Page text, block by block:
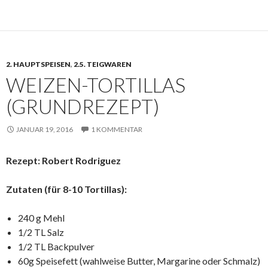
2. HAUPTSPEISEN, 2.5. TEIGWAREN
WEIZEN-TORTILLAS
(GRUNDREZEPT)
JANUAR 19, 2016 1 KOMMENTAR
Rezept: Robert Rodriguez
Zutaten (für 8-10 Tortillas):
240 g Mehl
1/2 TL Salz
1/2 TL Backpulver
60g Speisefett (wahlweise Butter, Margarine oder Schmalz)